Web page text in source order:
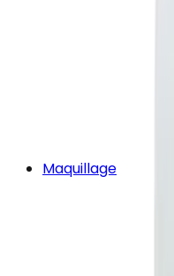
Maquillage